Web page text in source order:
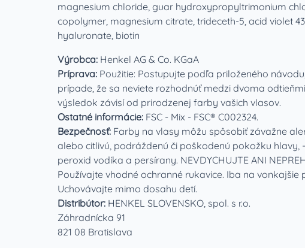
magnesium chloride, guar hydroxypropyltrimonium
copolymer, magnesium citrate, trideceth‑5, acid violet
hyaluronate, biotin
Výrobca: Henkel AG & Co. KGaA
Príprava: Použitie: Postupujte podľa priloženého
prípade, že sa neviete rozhodnúť medzi dvoma
výsledok závisí od prirodzenej farby vašich vlasov.
Ostatné informácie: FSC - Mix - FSC® C002324.
Bezpečnosť: Farby na vlasy môžu spôsobiť závažne
alebo citlivú, podráždenú či poškodenú pokožku
peroxid vodíka a persírany. NEVDYCHUJTE ANI
Používajte vhodné ochranné rukavice. Iba na
Uchovávajte mimo dosahu detí.
Distribútor: HENKEL SLOVENSKO, spol. s r.o.
Záhradnícka 91
821 08 Bratislava